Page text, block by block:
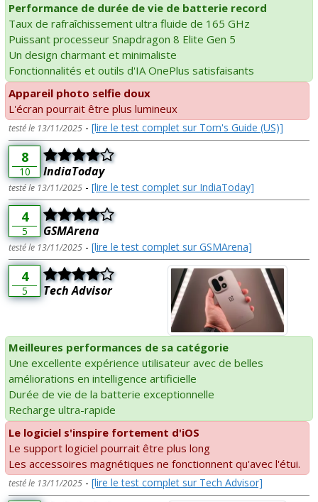
Performance de durée de vie de batterie record
Taux de rafraîchissement ultra fluide de 165 GHz
Puissant processeur Snapdragon 8 Elite Gen 5
Un design charmant et minimaliste
Fonctionnalités et outils d'IA OnePlus satisfaisants
Appareil photo selfie doux
L'écran pourrait être plus lumineux
testé le 13/11/2025 - [lire le test complet sur Tom's Guide (US)]
8
10 IndiaToday
testé le 13/11/2025 - [lire le test complet sur IndiaToday]
4
5 GSMArena
testé le 13/11/2025 - [lire le test complet sur GSMArena]
4
5 Tech Advisor
Meilleures performances de sa catégorie
Une excellente expérience utilisateur avec de belles
améliorations en intelligence artificielle
Durée de vie de la batterie exceptionnelle
Recharge ultra-rapide
Le logiciel s'inspire fortement d'iOS
Le support logiciel pourrait être plus long
Les accessoires magnétiques ne fonctionnent qu'avec l'étui.
testé le 13/11/2025 - [lire le test complet sur Tech Advisor]